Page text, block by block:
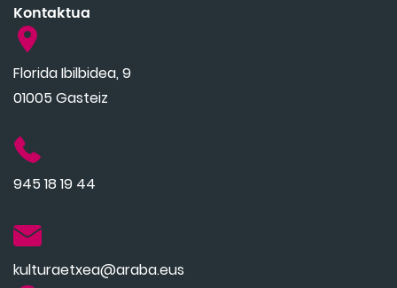
Kontaktua
Florida Ibilbidea, 9
01005 Gasteiz
945 18 19 44
kulturaetxea@araba.eus